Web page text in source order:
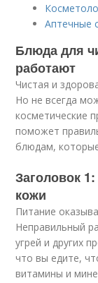
Аптечные
Блюда для
работают
Чистая и
Но не всегда
косметические
поможет
блюдам,
Заголовок
кожи
Питание
Неправильный
угрей и других
что вы едите,
витамины и